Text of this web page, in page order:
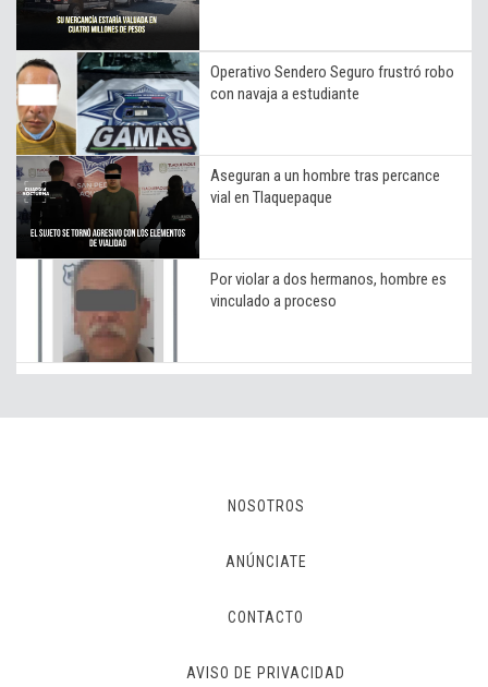
Operativo Sendero Seguro frustró robo
con navaja a estudiante
Aseguran a un hombre tras percance
vial en Tlaquepaque
Por violar a dos hermanos, hombre es
vinculado a proceso
NOSOTROS
ANÚNCIATE
CONTACTO
AVISO DE PRIVACIDAD